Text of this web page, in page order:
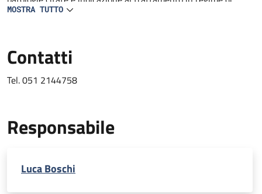
ricovero, Day Surgery, amulatoriale ed inserimento nelle
MOSTRA TUTTO
Contatti
Tel. 051 2144758
Responsabile
Luca Boschi